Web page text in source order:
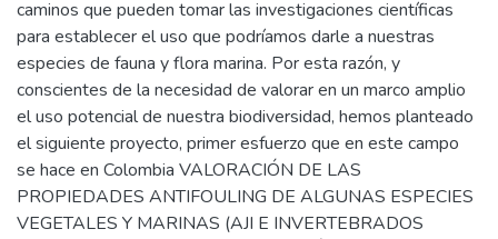
caminos que pueden tomar las investigaciones científicas
para establecer el uso que podríamos darle a nuestras
especies de fauna y flora marina. Por esta razón, y
conscientes de la necesidad de valorar en un marco amplio
el uso potencial de nuestra biodiversidad, hemos planteado
el siguiente proyecto, primer esfuerzo que en este campo
se hace en Colombia VALORACIÓN DE LAS
PROPIEDADES ANTIFOULING DE ALGUNAS ESPECIES
VEGETALES Y MARINAS (AJI E INVERTEBRADOS